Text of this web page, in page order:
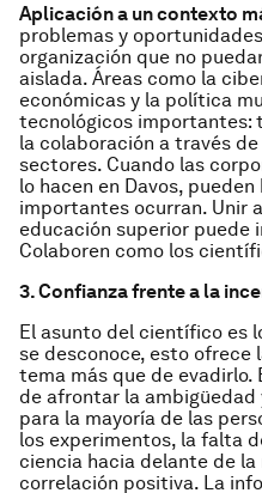
Aplicación a un contexto
problemas y
organización que no
aislada. Áreas como la
económicas y la política
tecnológicos importantes:
la colaboración a través
sectores. Cuando las
lo hacen en Davos,
importantes ocurran. Unir
educación superior puede
Colaboren como los
3.Confianza frente a la
El asunto del científico es
se desconoce, esto ofrece
tema más que de
de afrontar la
para la mayoría de las
los experimentos, la falta
ciencia hacia delante de
correlación positiva. La